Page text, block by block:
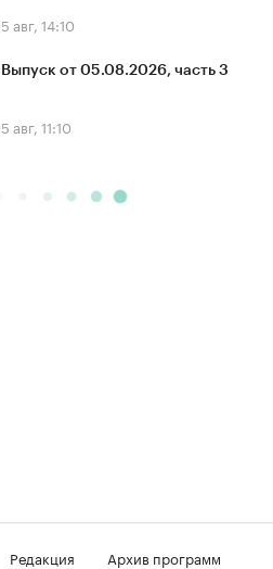
авг, 14:10
от 05.08.2026, часть 3
авг, 11:10
Редакция
Архив программ